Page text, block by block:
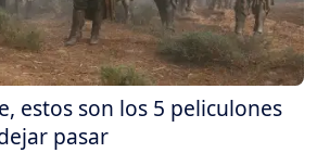
estos son los 5 peliculones
pasar